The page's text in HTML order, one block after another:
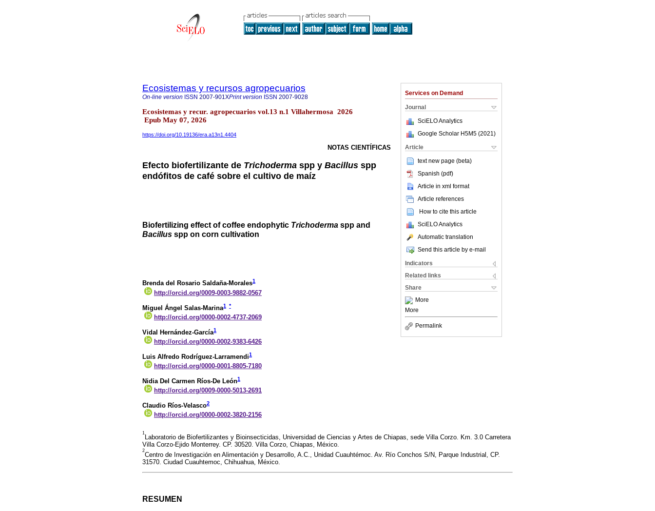
Services on Demand
Journal
SciELO Analytics
Google Scholar H5M5 (2021 )
Article
text new page (beta)
Spanish (pdf)
Article in xml format
Article references
How to cite this article
SciELO Analytics
Automatic translation
Send this article by e-mail
Indicators
Related links
Share
More
More
Permalink
Ecosistemas y recursos agropecuarios
On-line version ISSN 2007-901XPrint version ISSN 2007-9028
Ecosistemas y recur. agropecuarios vol.13 n.1 Villahermosa 2026
Epub May 07, 2026
https://doi.org/10.19136/era.a13n1.4404
NOTAS CIENTÍFICAS
Efecto biofertilizante de Trichoderma spp y Bacillus spp
endófitos de café sobre el cultivo de maíz
Biofertilizing effect of coffee endophytic Trichoderma spp and
Bacillus spp on corn cultivation
Brenda del Rosario Saldaña-Morales1
http://orcid.org/0009-0003-9882-0567
Miguel Ángel Salas-Marina1 *
http://orcid.org/0000-0002-4737-2069
Vidal Hernández-García1
http://orcid.org/0000-0002-9383-6426
Luis Alfredo Rodríguez-Larramendi1
http://orcid.org/0000-0001-8805-7180
Nidia Del Carmen Ríos-De León1
http://orcid.org/0009-0000-5013-2691
Claudio Ríos-Velasco2
http://orcid.org/0000-0002-3820-2156
1
Laboratorio de Biofertilizantes y Bioinsecticidas, Universidad de Ciencias y Artes de Chiapas, sede Villa Corzo. Km. 3.0 Carretera
Villa Corzo-Ejido Monterrey. CP. 30520. Villa Corzo, Chiapas, México.
2
Centro de Investigación en Alimentación y Desarrollo, A.C., Unidad Cuauhtémoc. Av. Río Conchos S/N, Parque Industrial, CP.
31570. Ciudad Cuauhtemoc, Chihuahua, México.
RESUMEN